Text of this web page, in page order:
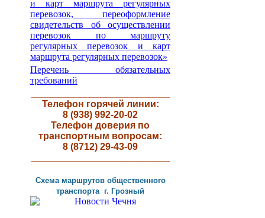
и карт маршрута регулярных
перевозок, переоформление
свидетельств об осуществлении
перевозок по маршруту
регулярных перевозок и карт
маршрута регулярных перевозок»
Перечень обязательных
требований
Телефон горячей линии:
8 (938) 992-20-02
Телефон доверия по
транспортным вопросам:
8 (8712) 29-43-09
Схема маршрутов общественного
транспорта г. Грозный